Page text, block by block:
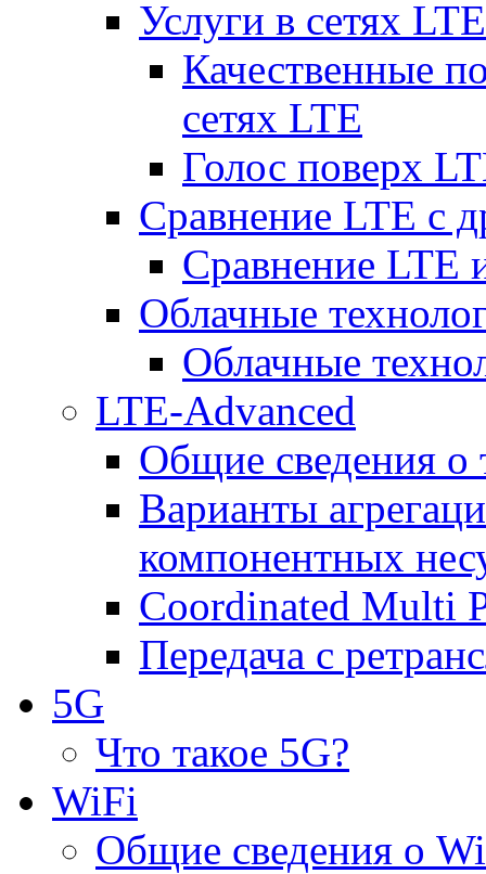
Услуги в сетях LTE
Качественные
сетях LTE
Голос поверх
Сравнение LTE с
Сравнение LTE
Облачные
Облачные
LTE-Advanced
Общие сведения о
Варианты
компонентных
Coordinated Multi
Передача с
5G
Что такое 5G?
WiFi
Общие сведения о